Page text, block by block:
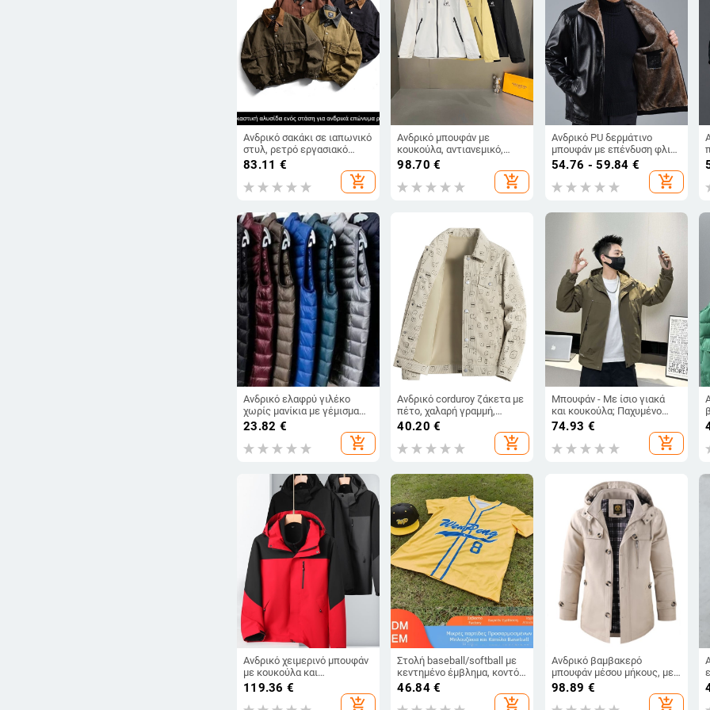
Ανδρικό σακάκι σε ιαπωνικό
στυλ, ρετρό εργασιακό
πανωφόρι με χρωματικά
φθινοπωρινή συλλογή 2025
83.11 €
add_shopping_cart
Ανδρικό μπουφάν με
κουκούλα, αντιανεμικό,
ύφασμα από μίγμα
βαμβακιού, μεσαίου μήκους,
κλείσιμο με φερμουάρ,
98.70 €
add_shopping_cart
Ανδρικό PU δερμάτινο
μπουφάν με επένδυση φλις,
παχύ χειμερινό μπουφάν για
ηλικιωμένους
54.76 - 59.84 €
add_shopping_cart
Ανδρικό ελαφρύ γιλέκο
χωρίς μανίκια με γέμισμα
από βαμβάκι, εξωτερικό
ύφασμα νάιλον, επένδυση
πολυεστερική, φαρδιά
23.82 €
add_shopping_cart
Ανδρικό corduroy ζάκετα με
πέτο, χαλαρή γραμμή,
μονόμπροτ κουμπί, τσέπες
40.20 €
add_shopping_cart
Μπουφάν - Με ίσιο γιακά
και κουκούλα; Παχυμένο
(Εξωτερικό ύφασμα: μαλλί;
κουνελιού; Επένδυση:
74.93 €
add_shopping_cart
Ανδρικό χειμερινό μπουφάν
με κουκούλα και
αποσπώμενη επένδυση από
φλίς, φερμουάρ, άνετη
119.36 €
add_shopping_cart
Στολή baseball/softball με
κεντημένο έμβλημα, κοντό
μανίκι, 100% πολυεστέρας,
ψηφιακή εκτύπωση,
46.84€
add_shopping_cart
Ανδρικό βαμβακερό
μπουφάν μέσου μήκους, με
γιακά στήριξης,
casual/workwear, άνοιξη και
98.89 €
add_shopping_cart